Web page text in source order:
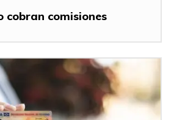
cobran comisiones